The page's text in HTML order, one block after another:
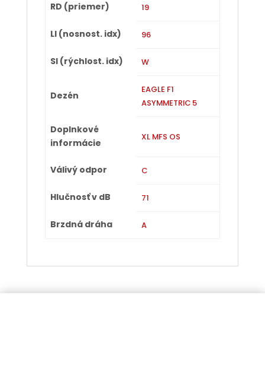
RD (priemer) 19
LI (nosnost. idx) 96
SI (rýchlost. idx) W
Dezén
EAGLE F1
ASYMMETRIC 5
Doplnkové
informácie
XL MFS OS
Válivý odpor C
Hlučnosť v dB 71
Brzdná dráha A